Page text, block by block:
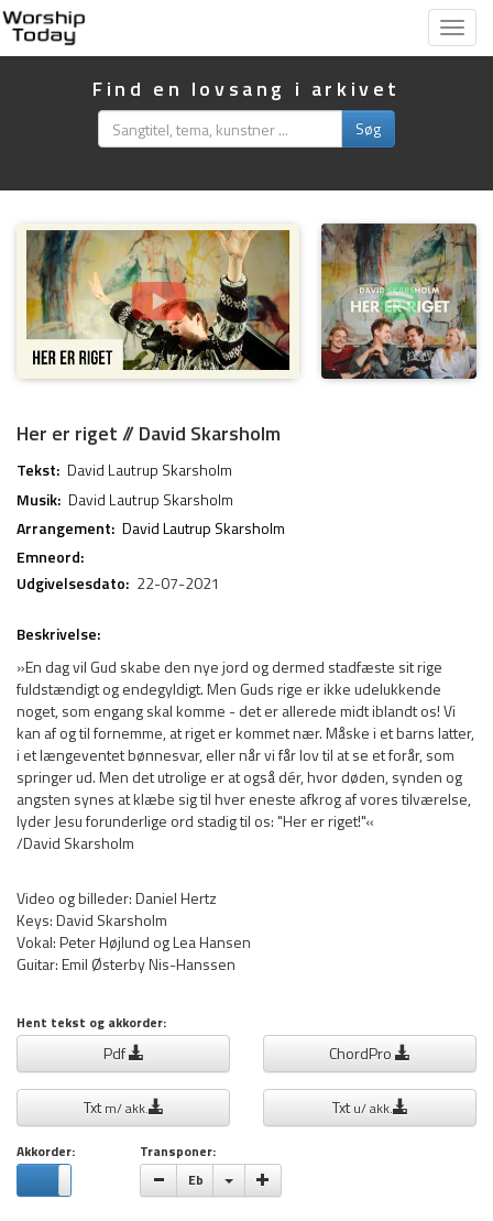
Vis
Find en lovsang i arkivet
Søg
Her er riget // David Skarsholm
Tekst: David Lautrup Skarsholm
Musik: David Lautrup Skarsholm
Arrangement: David Lautrup Skarsholm
Emneord:
Udgivelsesdato: 22-07-2021
Beskrivelse:
»En dag vil Gud skabe den nye jord og dermed stadfæste sit rige
fuldstændigt og endegyldigt. Men Guds rige er ikke udelukkende
noget, som engang skal komme - det er allerede midt iblandt os! Vi
kan af og til fornemme, at riget er kommet nær. Måske i et barns latter,
i et længeventet bønnesvar, eller når vi får lov til at se et forår, som
springer ud. Men det utrolige er at også dér, hvor døden, synden og
angsten synes at klæbe sig til hver eneste afkrog af vores tilværelse,
lyder Jesu forunderlige ord stadig til os: "Her er riget!"«
/David Skarsholm
Video og billeder: Daniel Hertz
Keys: David Skarsholm
Vokal: Peter Højlund og Lea Hansen
Guitar: Emil Østerby Nis-Hanssen
Hent tekst og akkorder:
Pdf ChordPro
Txtm/ akk. Txtu/ akk.
Akkorder: Transponer:
Eb Vælge toneart